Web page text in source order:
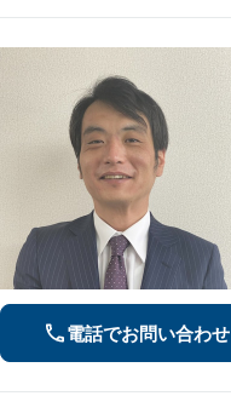
電話でお問い合わせ